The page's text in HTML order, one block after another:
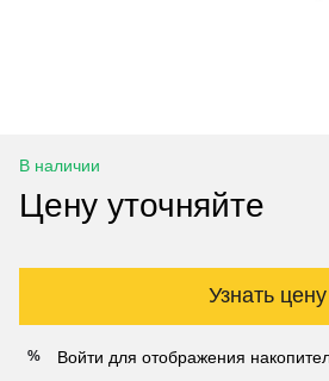
В наличии
Цену уточняйте
Узнать цену
% Войти для отображения